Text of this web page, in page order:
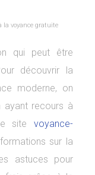
la voyance gratuite
qui peut être
découvrir la
moderne, on
ayant recours à
site voyance-
sur la
astuces pour